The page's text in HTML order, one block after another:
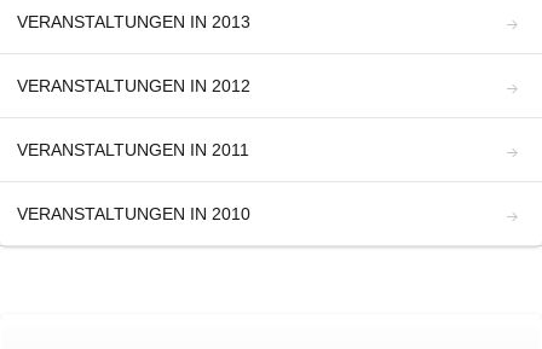
VERANSTALTUNGEN IN 2013
VERANSTALTUNGEN IN 2012
VERANSTALTUNGEN IN 2011
VERANSTALTUNGEN IN 2010